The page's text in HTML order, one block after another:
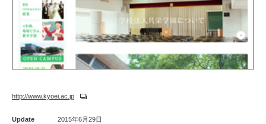
http://www.kyoei.ac.jp
Update
2015年6月29日